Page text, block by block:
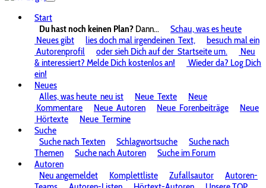
Start
Du hast noch keinen Plan? Dann...
Schau, was es heute
Neues gibt
lies doch mal irgendeinen Text,
besuch mal ein
Autorenprofil
oder sieh Dich auf der Startseite um.
Neu
& interessiert? Melde Dich kostenlos an!
Wieder da? Log Dich
ein!
Neues
Alles, was heute neu ist Neue Texte
Neue
Kommentare
Neue Autoren Neue Forenbeiträge
Neue
Hörtexte
Neue Termine
Suche
Suche nach Texten
Schlagwortsuche
Suche nach
Themen
Suche nach Autoren
Suche im Forum
Autoren
Neu angemeldet
Komplettliste Zufallsautor
Autoren-